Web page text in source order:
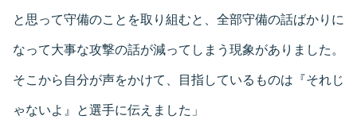
と思って守備のことを取り組むと、全部守備の話ばかりに
なって大事な攻撃の話が減ってしまう現象がありました。
そこから自分が声をかけて、目指しているものは『それじ
ゃないよ』と選手に伝えました」